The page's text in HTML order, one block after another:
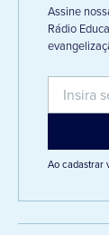
Assine
Rádio
Ao cadastrar